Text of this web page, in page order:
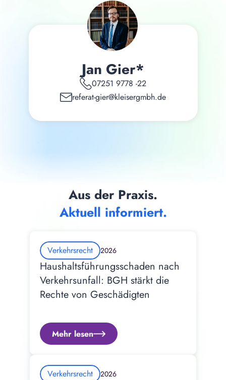
Jan Gier*
07251 9778 -22
referat-gier@kleisergmbh.de
Aus der Praxis.
Aktuell informiert.
Verkehrsrecht 2026
Haushaltsführungsschaden nach
Verkehrsunfall: BGH stärkt die
Rechte von Geschädigten
Mehr lesen
Verkehrsrecht 2026